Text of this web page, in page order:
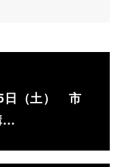
日（土） 市
…